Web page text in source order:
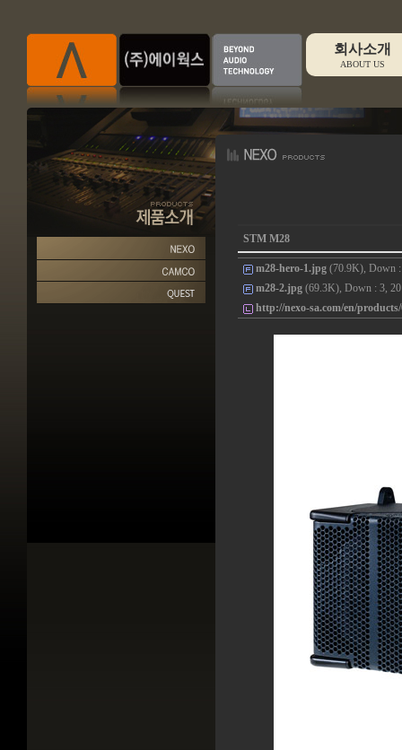
회사소개
ABOUT US
STM M28
m28-hero-1.jpg(70.9K), Down :
m28-2.jpg(69.3K), Down : 3,
http://nexo-sa.com/en/